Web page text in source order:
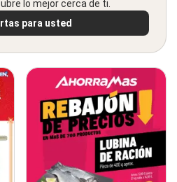
lo mejor cerca de ti.
para usted